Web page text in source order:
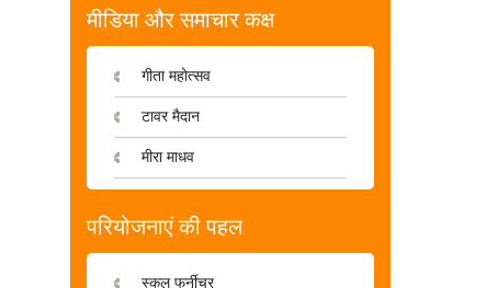
मीडिया और समाचार कक्ष
गीता महोत्सव
टावर मैदान
मीरा माधव
परियोजनाएं की पहल
स्कूल फर्नीचर